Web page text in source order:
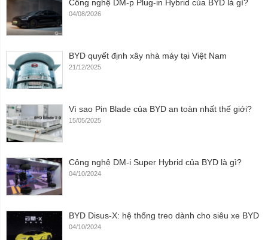
Công nghệ DM-p Plug-in Hybrid của BYD là gì?
04/08/2026
BYD quyết định xây nhà máy tại Việt Nam
21/12/2025
Vì sao Pin Blade của BYD an toàn nhất thế giới?
15/05/2025
Công nghệ DM-i Super Hybrid của BYD là gì?
04/10/2024
BYD Disus-X: hệ thống treo dành cho siêu xe BYD
04/10/2024